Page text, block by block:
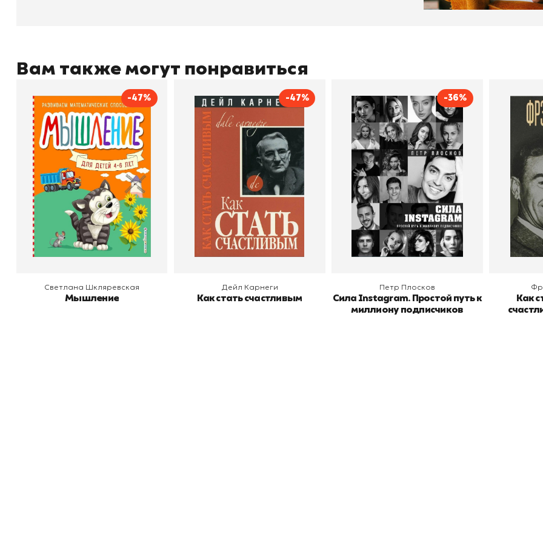
Вам также могут понравиться
-47%
Мышление
Автор
Светлана Шкляревская
Издательство
Эксмодетство
В корзину
Светлана Шкляревская
Мышление
-47%
Как стать счастливым
Автор
Дейл Карнеги
Издательство
Попурри, Минск
В корзину
Дейл Карнеги
Как стать счастливым
-36%
Сила Instagram. Простой
путь к миллиону
подписчиков
Автор
Петр Плосков
Издательство
Бомбора
В корзину
Петр Плосков
Сила Instagram. Простой путь к
миллиону подписчиков
Как
В
Как